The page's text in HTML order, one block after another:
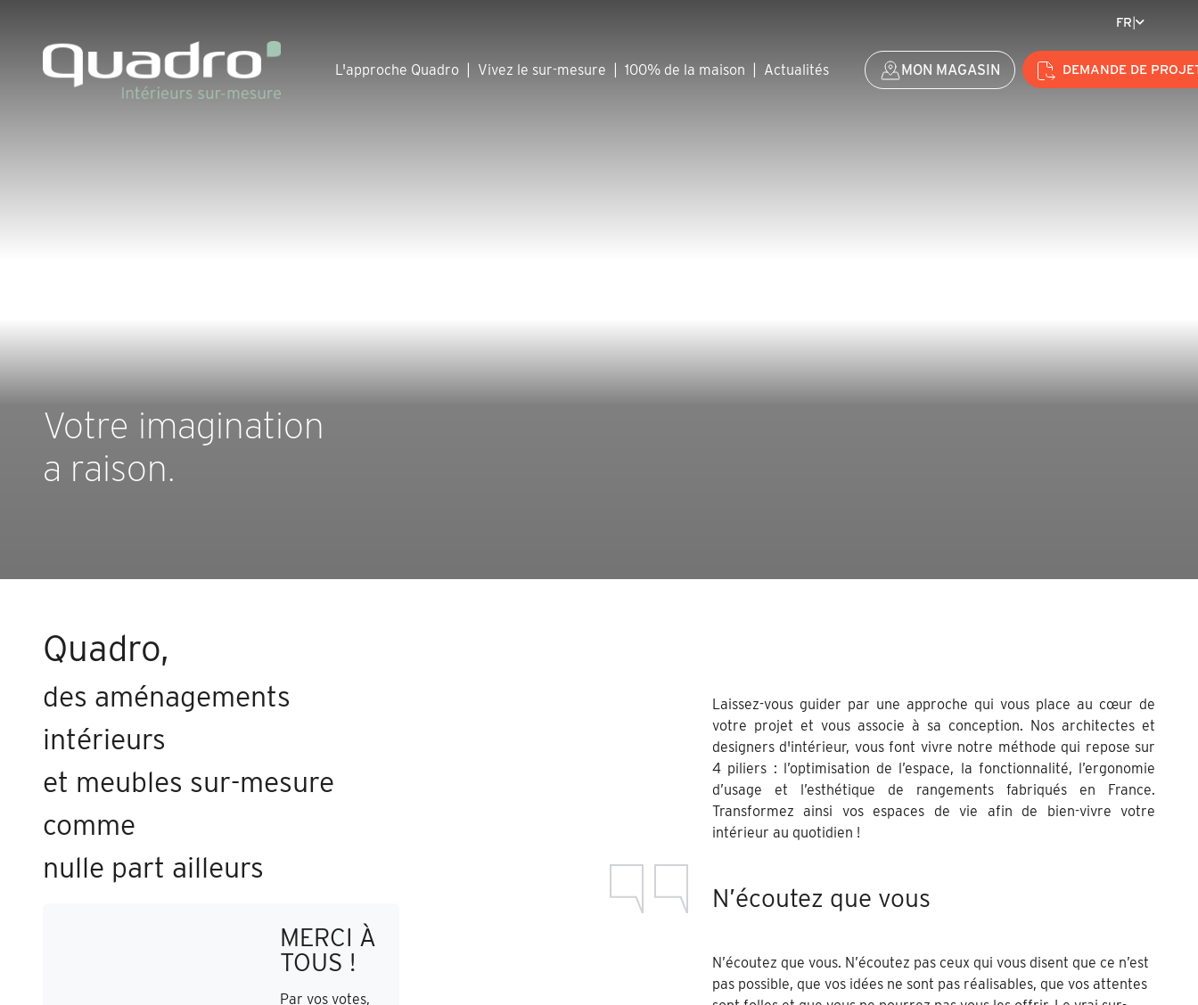
FR|
L'approche Quadro Vivez le sur-mesure 100% de la maison Actualités MON MAGASIN DEMANDE DE
Votre imagination
a raison.
Quadro,
des aménagements
intérieurs
et meubles sur-mesure
comme
nulle part ailleurs
MERCI À
TOUS !
Par vos votes,
Laissez-vous guider par une approche qui vous place au cœur de
votre projet et vous associe à sa conception. Nos architectes et
designers d'intérieur, vous font vivre notre méthode qui repose sur
4 piliers : l’optimisation de l’espace, la fonctionnalité, l’ergonomie
d’usage et l’esthétique de rangements fabriqués en France.
Transformez ainsi vos espaces de vie afin de bien-vivre votre
intérieur au quotidien !
N’écoutez que vous
N’écoutez que vous. N’écoutez pas ceux qui vous disent que ce n’est
pas possible, que vos idées ne sont pas réalisables, que vos attentes